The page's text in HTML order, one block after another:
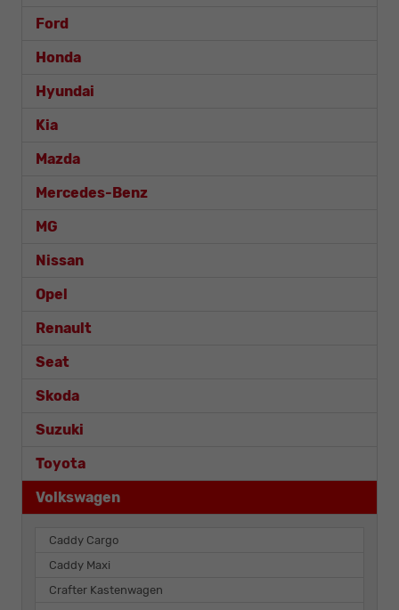
Ford
Honda
Hyundai
Kia
Mazda
Mercedes-Benz
MG
Nissan
Opel
Renault
Seat
Skoda
Suzuki
Toyota
Volkswagen
Caddy Cargo
Caddy Maxi
Crafter Kastenwagen